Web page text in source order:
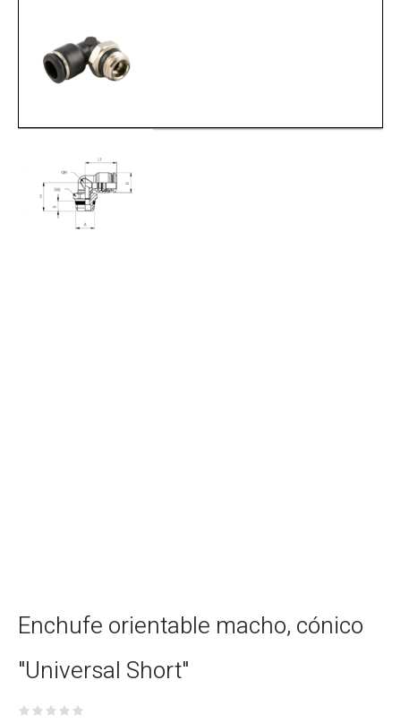
Enchufe orientable macho, cónico
"Universal Short"